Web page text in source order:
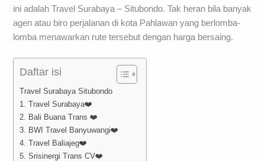
ini adalah Travel Surabaya – Situbondo. Tak heran bila banyak
agen atau biro perjalanan di kota Pahlawan yang berlomba-
lomba menawarkan rute tersebut dengan harga bersaing.
Daftar isi
Travel Surabaya Situbondo
1. Travel Surabaya❤️
2. Bali Buana Trans ❤️
3. BWI Travel Banyuwangi❤️
4. Travel Baliajeg❤️
5. Srisinergi Trans CV❤️